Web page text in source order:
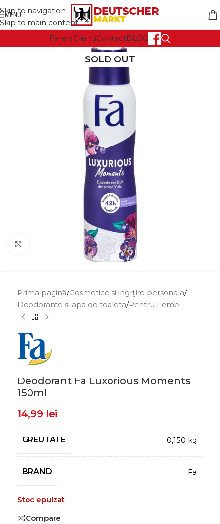
Skip to navigation
Skip to main content
MENU
Pareri ClientiContactBLOG
SOLD OUT
Prima pagină/Cosmetice si ingrijire personala/
Deodorante si apa de toaleta/Pentru Femei
Deodorant Fa Luxorious Moments
150ml
14,99 lei
GREUTATE 0,150 kg
BRAND Fa
Stoc epuizat
Compare